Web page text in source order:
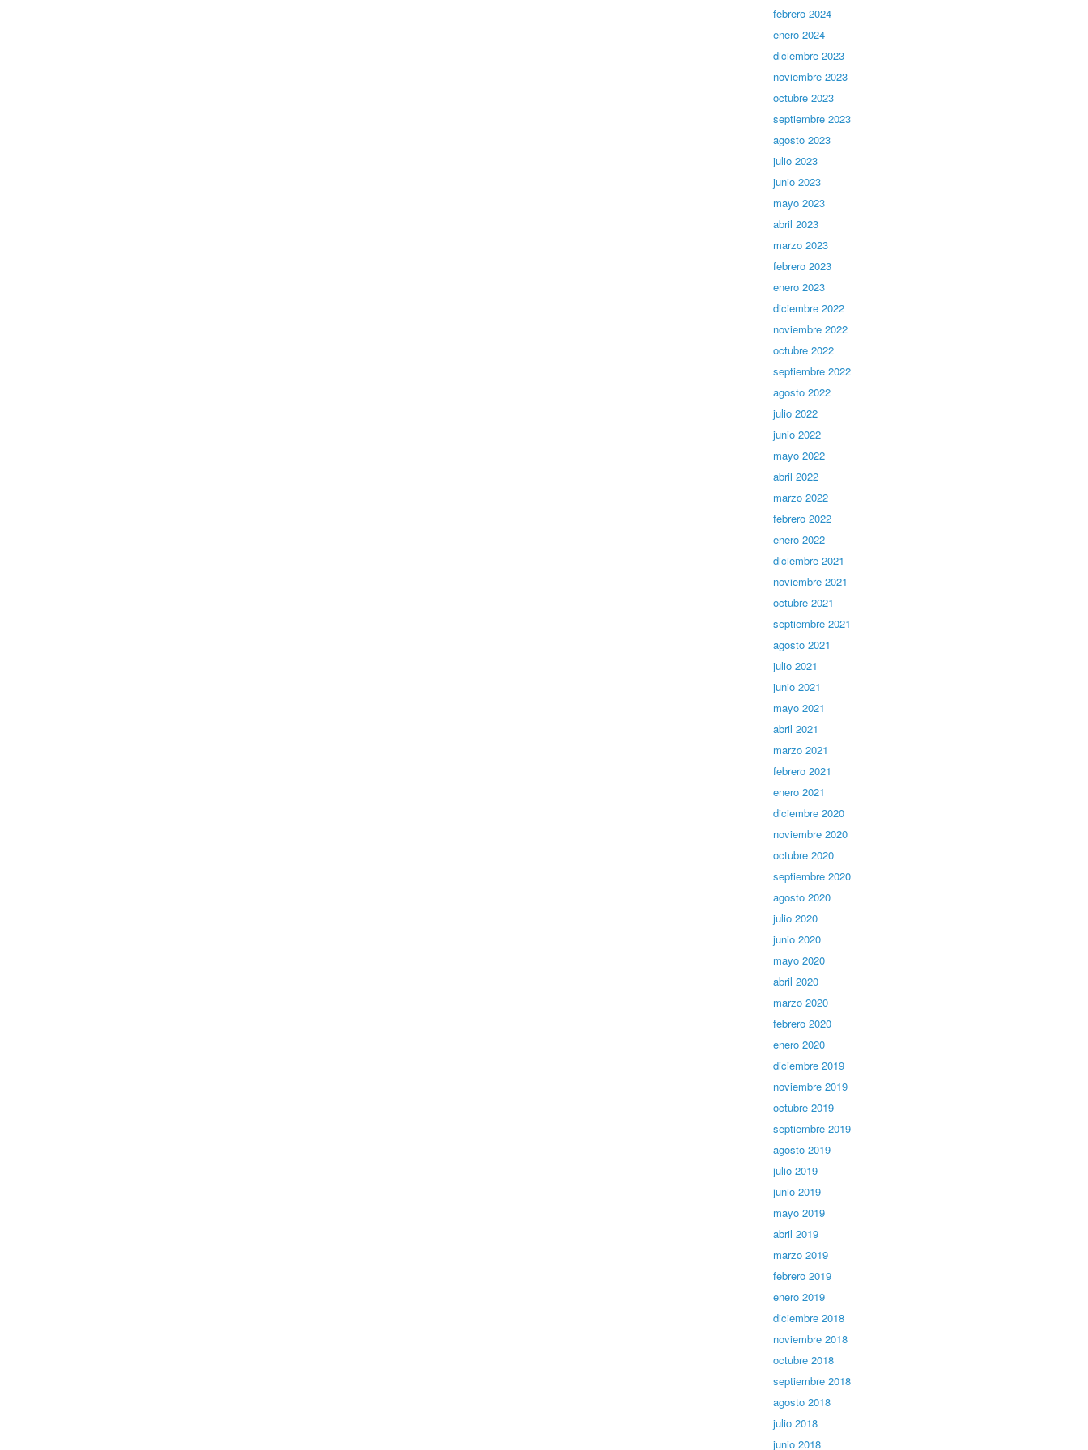
febrero 2024
enero 2024
diciembre 2023
noviembre 2023
octubre 2023
septiembre 2023
agosto 2023
julio 2023
junio 2023
mayo 2023
abril 2023
marzo 2023
febrero 2023
enero 2023
diciembre 2022
noviembre 2022
octubre 2022
septiembre 2022
agosto 2022
julio 2022
junio 2022
mayo 2022
abril 2022
marzo 2022
febrero 2022
enero 2022
diciembre 2021
noviembre 2021
octubre 2021
septiembre 2021
agosto 2021
julio 2021
junio 2021
mayo 2021
abril 2021
marzo 2021
febrero 2021
enero 2021
diciembre 2020
noviembre 2020
octubre 2020
septiembre 2020
agosto 2020
julio 2020
junio 2020
mayo 2020
abril 2020
marzo 2020
febrero 2020
enero 2020
diciembre 2019
noviembre 2019
octubre 2019
septiembre 2019
agosto 2019
julio 2019
junio 2019
mayo 2019
abril 2019
marzo 2019
febrero 2019
enero 2019
diciembre 2018
noviembre 2018
octubre 2018
septiembre 2018
agosto 2018
julio 2018
junio 2018